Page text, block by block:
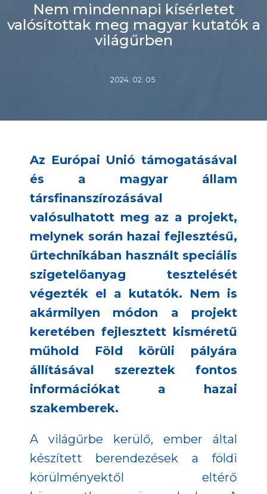
Nem mindennapi kísérletet
valósítottak meg magyar kutatók a
világűrben
2024. 02. 05.
Az Európai Unió támogatásával
és a magyar állam
társfinanszírozásával
valósulhatott meg az a projekt,
melynek során hazai fejlesztésű,
űrtechnikában használt speciális
szigetelőanyag tesztelését
végezték el a kutatók. Nem is
akármilyen módon a projekt
keretében fejlesztett kisméretű
műhold Föld körüli pályára
állításával szereztek fontos
információkat a hazai
szakemberek.
A világűrbe kerülő, ember által
készített berendezések a földi
körülményektől eltérő